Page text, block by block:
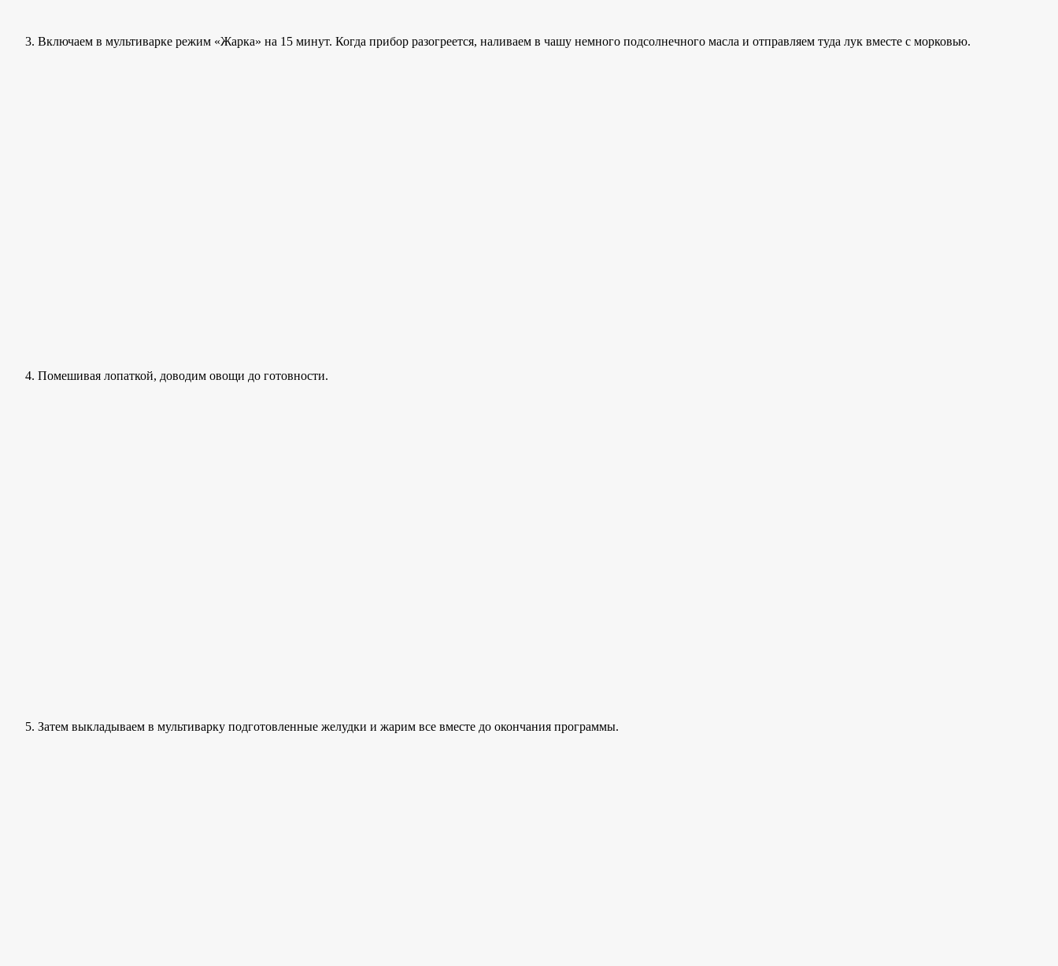
Включаем в мультиварке режим «Жарка» на 15 минут. Когда прибор разогреется, наливаем в чашу немного подсолнечного масла и отправляем туда лук вместе с морковью.
Помешивая лопаткой, доводим овощи до готовности.
Затем выкладываем в мультиварку подготовленные желудки и жарим все вместе до окончания программы.